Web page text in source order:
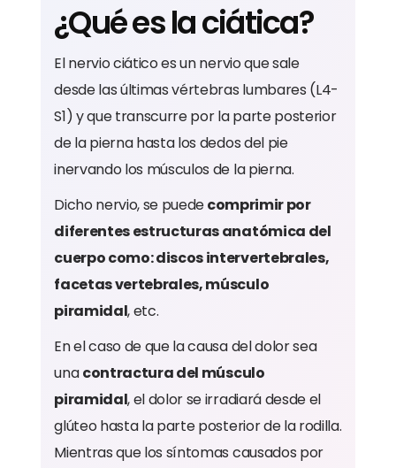
¿Qué es la ciática?
El nervio ciático es un nervio que sale
desde las últimas vértebras lumbares (L4-
S1) y que transcurre por la parte posterior
de la pierna hasta los dedos del pie
inervando los músculos de la pierna.
Dicho nervio, se puedecomprimir por
diferentes estructuras anatómica del
cuerpo como: discos intervertebrales,
facetas vertebrales, músculo
piramidal, etc.
En el caso de que la causa del dolor sea
unacontractura del músculo
piramidal, el dolor se irradiará desde el
glúteo hasta la parte posterior de la rodilla.
Mientras que los síntomas causados por